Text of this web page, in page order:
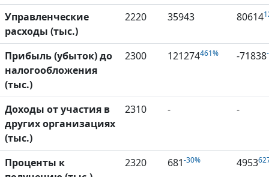
Управленческие
расходы (тыс.)
2220 35943 80614
Прибыль (убыток) до
налогообложения
(тыс.)
2300 121274461% -71838
Доходы от участия в
других организациях
(тыс.)
2310 - -
Проценты к
2320 681-30% 4953